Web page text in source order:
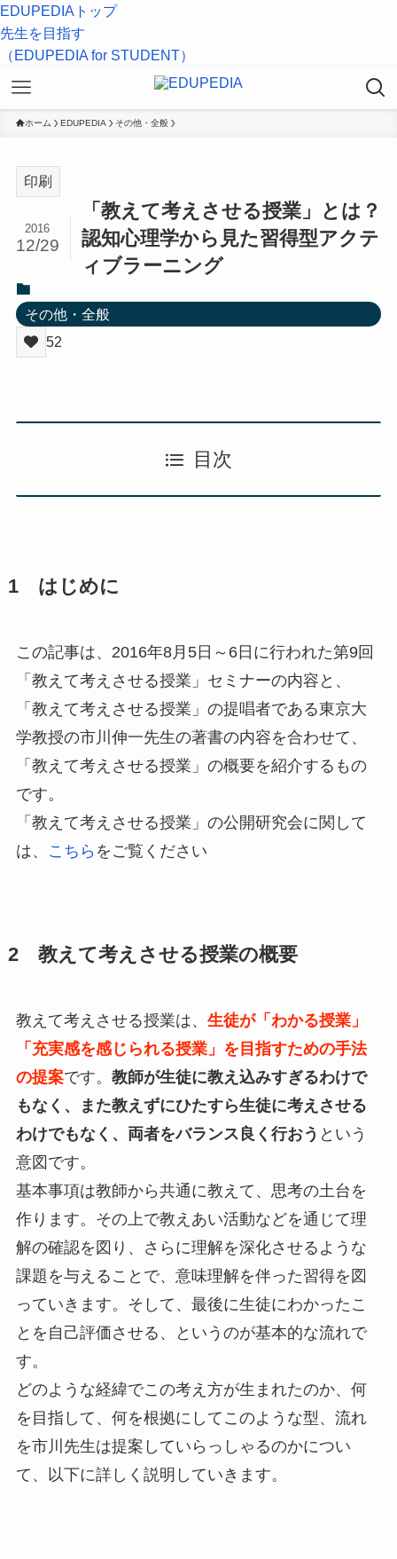
EDUPEDIAトップ
先生を目指す
（EDUPEDIA for STUDENT）
ホーム EDUPEDIA その他・全般
印刷
「教えて考えさせる授業」とは？
認知心理学から見た習得型アクテ
ィブラーニング
2016
12/29
その他・全般
52
目次
1 はじめに
この記事は、2016年8月5日～6日に行われた第9回
「教えて考えさせる授業」セミナーの内容と、
「教えて考えさせる授業」の提唱者である東京大
学教授の市川伸一先生の著書の内容を合わせて、
「教えて考えさせる授業」の概要を紹介するもの
です。
「教えて考えさせる授業」の公開研究会に関して
は、
こちら をご覧ください
2 教えて考えさせる授業の概要
教えて考えさせる授業は、 生徒が「わかる授業」
「充実感を感じられる授業」を目指すための手法
の提案です。 教師が生徒に教え込みすぎるわけで
もなく、また教えずにひたすら生徒に考えさせる
わけでもなく、両者をバランス良く行おう という
意図です。
基本事項は教師から共通に教えて、思考の土台を
作ります。その上で教えあい活動などを通じて理
解の確認を図り、さらに理解を深化させるような
課題を与えることで、意味理解を伴った習得を図
っていきます。そして、最後に生徒にわかったこ
とを自己評価させる、というのが基本的な流れで
す。
どのような経緯でこの考え方が生まれたのか、何
を目指して、何を根拠にしてこのような型、流れ
を市川先生は提案していらっしゃるのかについ
て、以下に詳しく説明していきます。